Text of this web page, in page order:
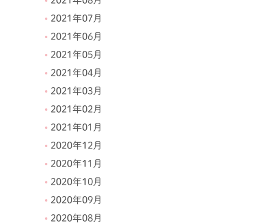
2021年07月
2021年06月
2021年05月
2021年04月
2021年03月
2021年02月
2021年01月
2020年12月
2020年11月
2020年10月
2020年09月
2020年08月